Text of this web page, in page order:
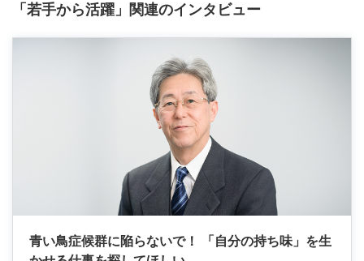
「若手から活躍」関連のインタビュー
青い鳥症候群に陥らないで！ 「自分の持ち味」を生